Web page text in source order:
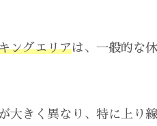
ングエリアは、一般的な
大きく異なり、特に上り